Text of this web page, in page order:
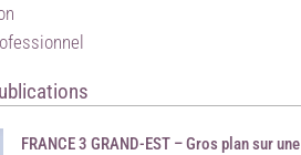
FRANCE 3 GRAND-EST – Gros plan sur une